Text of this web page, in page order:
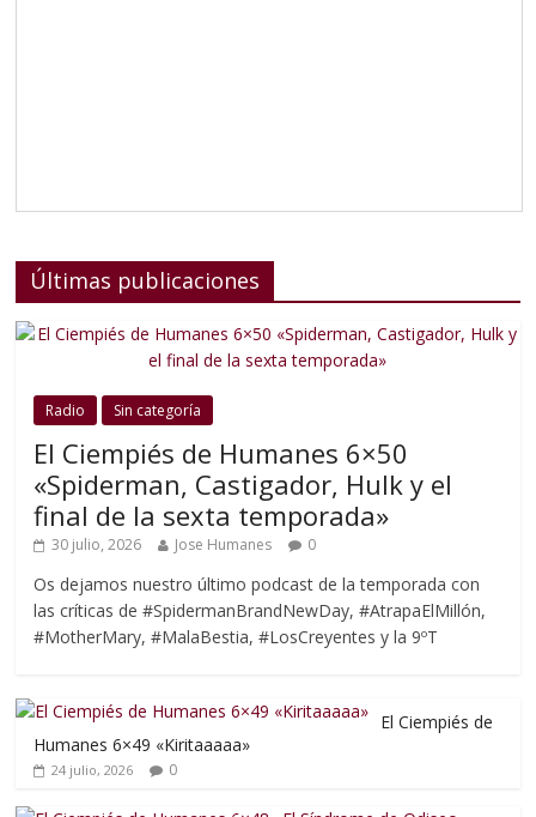
Últimas publicaciones
Radio Sin categoría
El Ciempiés de Humanes 6×50
«Spiderman, Castigador, Hulk y el
final de la sexta temporada»
30 julio, 2026 Jose Humanes 0
Os dejamos nuestro último podcast de la temporada con
las críticas de #SpidermanBrandNewDay, #AtrapaElMillón,
#MotherMary, #MalaBestia, #LosCreyentes y la 9ºT
El Ciempiés de
Humanes 6×49 «Kiritaaaaa»
24 julio, 2026 0